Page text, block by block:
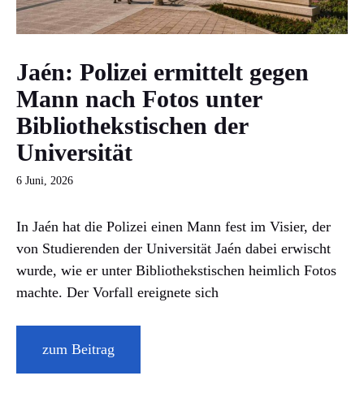
Jaén: Polizei ermittelt gegen
Mann nach Fotos unter
Bibliothekstischen der
Universität
6 Juni, 2026
In Jaén hat die Polizei einen Mann fest im Visier, der
von Studierenden der Universität Jaén dabei erwischt
wurde, wie er unter Bibliothekstischen heimlich Fotos
machte. Der Vorfall ereignete sich
zum Beitrag